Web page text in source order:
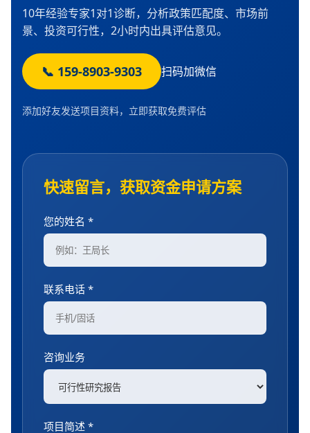
10年经验专家1对1诊断，分析政策匹配度、市场前
景、投资可行性，2小时内出具评估意见。
📞 159-8903-9303 扫码加微信
添加好友发送项目资料，立即获取免费评估
快速留言，获取资金申请方案
您的姓名 *
联系电话 *
咨询业务
项目简述 *